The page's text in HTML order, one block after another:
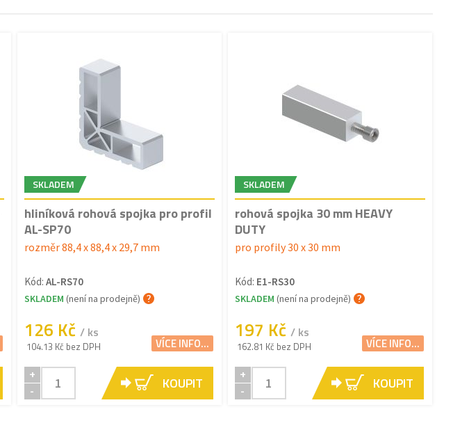
SKLADEM
hliníková rohová spojka pro profil
AL-SP70
rozměr 88,4 x 88,4 x 29,7 mm
Kód: AL-RS70
SKLADEM (není na prodejně)
126 Kč / ks
104.13 Kč bez DPH VÍCE INFO...
+
-
KOUPIT
SKLADEM
rohová spojka 30 mm HEAVY
DUTY
pro profily 30 x 30 mm
Kód: E1-RS30
SKLADEM (není na prodejně)
197 Kč / ks
162.81 Kč bez DPH VÍCE INFO...
+
-
KOUPIT